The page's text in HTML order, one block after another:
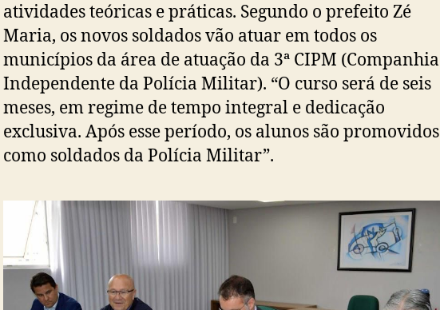
atividades teóricas e práticas. Segundo o prefeito Zé
Maria, os novos soldados vão atuar em todos os
municípios da área de atuação da 3ª CIPM (Companhia
Independente da Polícia Militar). “O curso será de seis
meses, em regime de tempo integral e dedicação
exclusiva. Após esse período, os alunos são promovidos
como soldados da Polícia Militar”.